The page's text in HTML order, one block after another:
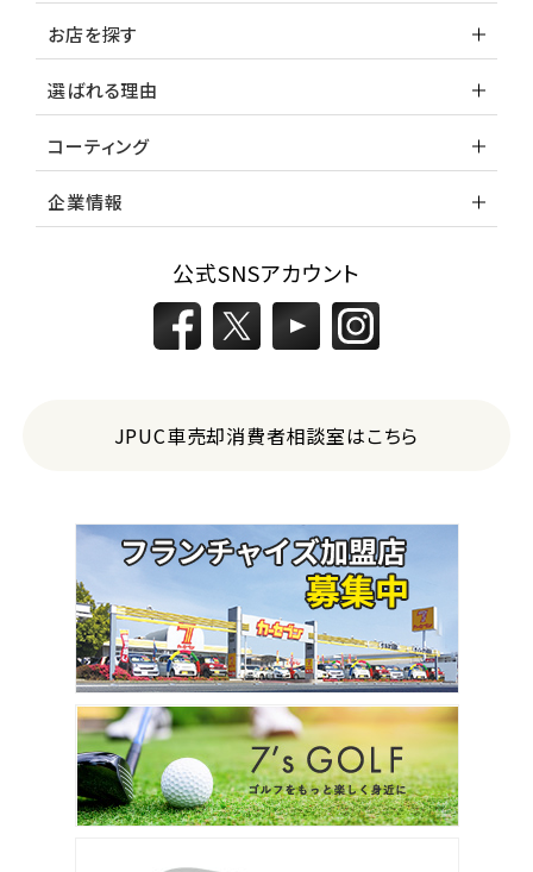
お店を探す
選ばれる理由
コーティング
企業情報
公式SNSアカウント
JPUC車売却消費者相談室はこちら